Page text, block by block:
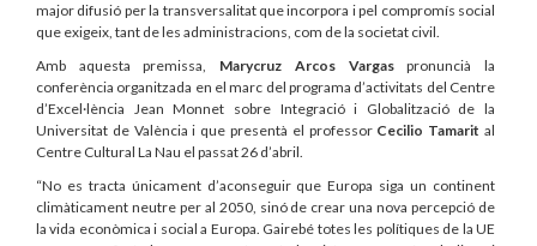
major difusió per la transversalitat que incorpora i pel compromís social
que exigeix, tant de les administracions, com de la societat civil.
Amb aquesta premissa, Marycruz Arcos Vargaspronuncià la
conferència organitzada en el marc del programa d’activitats del Centre
d’Excel·lència Jean Monnet sobre Integració i Globalització de la
Universitat de València i que presentà el professor Cecilio Tamarit al
Centre Cultural La Nau el passat 26 d’abril.
“No es tracta únicament d’aconseguir que Europa siga un continent
climàticament neutre per al 2050, sinó de crear una nova percepció de
la vida econòmica i social a Europa. Gairebé totes les polítiques de la UE